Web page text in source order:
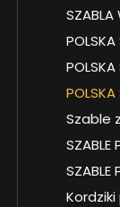
SZABLA
POLSKA
POLSKA
POLSKA
Szable
SZABLE
SZABLE